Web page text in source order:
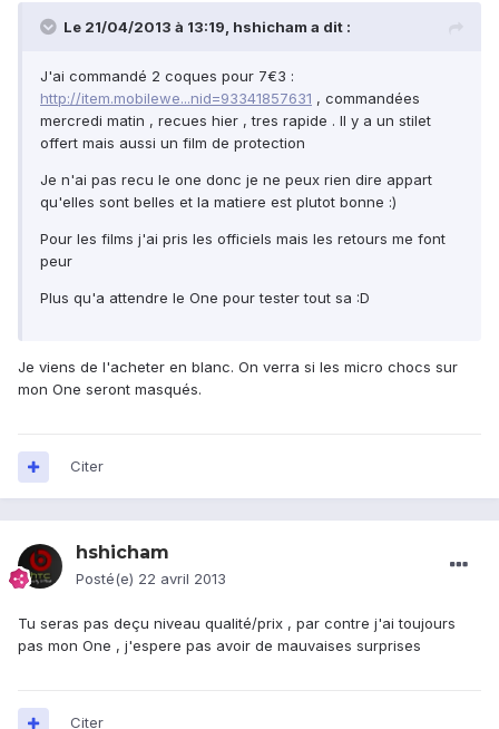
Le 21/04/2013 à 13:19, hshicham a dit :
J'ai commandé 2 coques pour 7€3 :
http://item.mobilewe...nid=93341857631 , commandées
mercredi matin , recues hier , tres rapide . Il y a un stilet
offert mais aussi un film de protection
Je n'ai pas recu le one donc je ne peux rien dire appart
qu'elles sont belles et la matiere est plutot bonne :)
Pour les films j'ai pris les officiels mais les retours me font
peur
Plus qu'a attendre le One pour tester tout sa :D
Je viens de l'acheter en blanc. On verra si les micro chocs sur
mon One seront masqués.
Citer
hshicham
Posté(e) 22 avril 2013
Tu seras pas deçu niveau qualité/prix , par contre j'ai toujours
pas mon One , j'espere pas avoir de mauvaises surprises
Citer